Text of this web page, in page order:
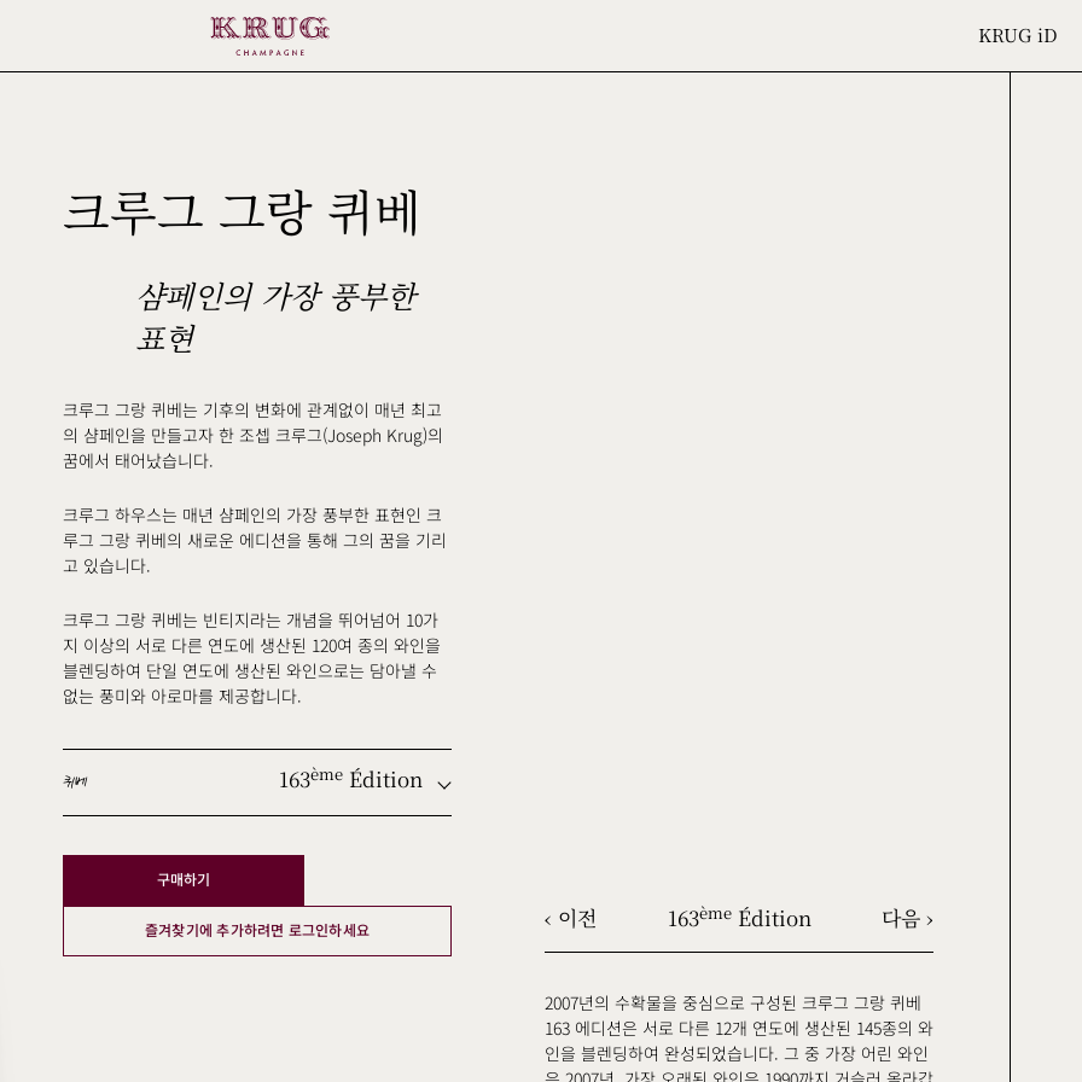
KRUGiD
크루그 그랑 퀴베
샴페인의 가장 풍부한
표현
크루그 그랑 퀴베는 기후의 변화에 관계없이 매년 최고
의 샴페인을 만들고자 한 조셉 크루그(Joseph Krug)의
꿈에서 태어났습니다.
크루그 하우스는 매년 샴페인의 가장 풍부한 표현인 크
루그 그랑 퀴베의 새로운 에디션을 통해 그의 꿈을 기리
고 있습니다.
크루그 그랑 퀴베는 빈티지라는 개념을 뛰어넘어 10가
지 이상의 서로 다른 연도에 생산된 120여 종의 와인을
블렌딩하여 단일 연도에 생산된 와인으로는 담아낼 수
없는 풍미와 아로마를 제공합니다.
퀴베 163èmeÉdition
ème
ème
ème
ème
구매하기
즐겨찾기에 추가하려면 로그인하세요
‹ 이전 163èmeÉdition 다음 ›
2007년의 수확물을 중심으로 구성된 크루그 그랑 퀴베
163 에디션은 서로 다른 12개 연도에 생산된 145종의 와
인을 블렌딩하여 완성되었습니다. 그 중 가장 어린 와인